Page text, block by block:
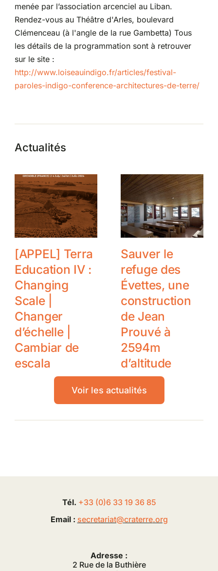
menée par l’association arcenciel au Liban.
Rendez-vous au Théâtre d'Arles, boulevard
Clémenceau (à l'angle de la rue Gambetta) Tous
les détails de la programmation sont à retrouver
sur le site :
http://www.loiseauindigo.fr/articles/festival-
paroles-indigo-conference-architectures-de-terre/
Actualités
[APPEL] Terra
Education IV :
Changing
Scale |
Changer
d’échelle |
Cambiar de
escala
Sauver le
refuge des
Évettes, une
construction
de Jean
Prouvé à
2594m
d’altitude
Voir les actualités
Tél. +33 (0)6 33 19 36 85
Email : secretariat@craterre.org
Adresse :
2 Rue de la Buthière